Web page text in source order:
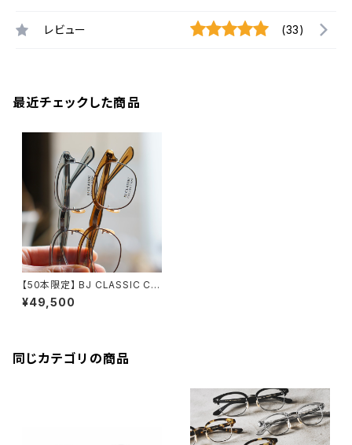
レビュー (33)
最近チェックした商品
【50本限定】 BJ CLASSIC CO
LLECTION S-702 45 ブロー
サーモント メガネ
¥49,500
同じカテゴリの商品